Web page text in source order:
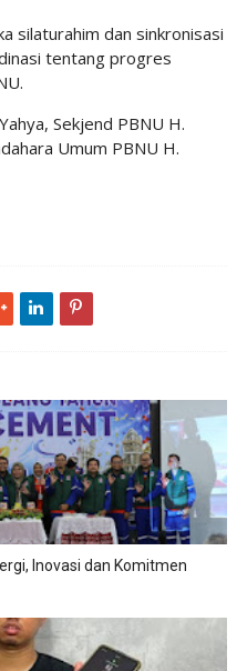
silaturahim dan sinkronisasi
tentang progres
Sekjend PBNU H.
Umum PBNU H.
Inovasi dan Komitmen